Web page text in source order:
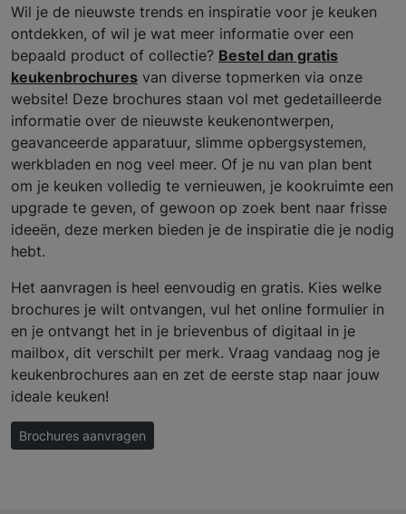
Wil je de nieuwste trends en inspiratie voor je keuken
ontdekken, of wil je wat meer informatie over een
bepaald product of collectie? Bestel dan gratis
keukenbrochures van diverse topmerken via onze
website! Deze brochures staan vol met gedetailleerde
informatie over de nieuwste keukenontwerpen,
geavanceerde apparatuur, slimme opbergsystemen,
werkbladen en nog veel meer. Of je nu van plan bent
om je keuken volledig te vernieuwen, je kookruimte een
upgrade te geven, of gewoon op zoek bent naar frisse
ideeën, deze merken bieden je de inspiratie die je nodig
hebt.
Het aanvragen is heel eenvoudig en gratis. Kies welke
brochures je wilt ontvangen, vul het online formulier in
en je ontvangt het in je brievenbus of digitaal in je
mailbox, dit verschilt per merk. Vraag vandaag nog je
keukenbrochures aan en zet de eerste stap naar jouw
ideale keuken!
Brochures aanvragen